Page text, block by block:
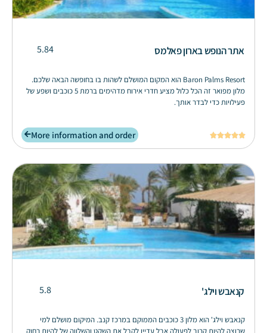
אתר הנופש בארון פאלמס 5.84
Baron Palms Resort הוא המקום המושלם לשהות בו בחופשה הבאה שלכם.
מלון מפואר זה הכל כלול מציע חדרי אירוח מדהימים ברמת 5 כוכבים ושפע של
פעילויות כדי לבדר אותך.





More information and order
קנאבש וילג' 5.8
קנאבש וילג' הוא מלון 3 כוכבים הממוקם במרכז קנב. המיקום מושלם למי